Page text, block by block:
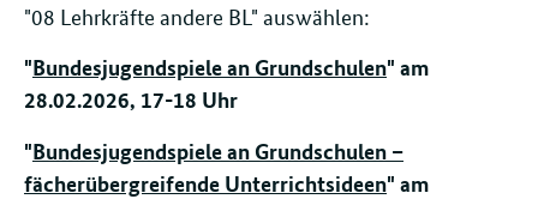
"08 Lehrkräfte andere BL" auswählen:
"Bundesjugendspiele an Grundschulen" am
28.02.2026, 17-18 Uhr
"Bundesjugendspiele an Grundschulen –
fächerübergreifende Unterrichtsideen" am